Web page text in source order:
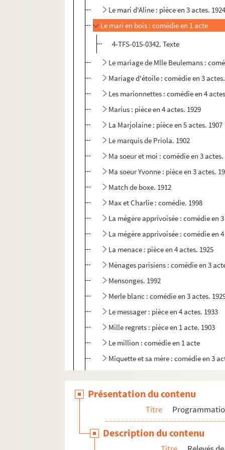
Le mari d'Aline : pièce en 3 actes.
Le mari en bois : comédie en 1 acte
4-TFS-015-0342. Texte
Le mariage de Mlle Beulemans :
Mariage d'étoile : comédie en 3
Les marionnettes : comédie en 4
Marius : pièce en 4 actes. 1929
La Marjolaine : pièce en 5 actes. 1907
Le marquis de Priola. 1902
Ma soeur et moi : comédie en 3 actes.
Ma soeur Yvonne : pièce en 3 actes.
Match de boxe. 1912
Max et Charlie : comédie. 1998
La mégère apprivoisée : comédie en
La mégère apprivoisée : comédie en
La menace : pièce en 4 actes. 1925
Ménages parisiens : comédie en 3
Mensonges. 1992
Merle blanc : comédie en 3 actes.
Le messager : pièce en 4 actes. 1933
Mille regrets : pièce en 1 acte. 1903
Le million : comédie en 1 acte
Miquette et sa mère : comédie en 3
Le misanthrope et l'auvergnat :
Modestie : comédie en 1 acte. 1909
Moins cinq ! : comédie en 3 actes.
Mon ami Teddy : pièce en 3 actes.
Présentation du contenu
Titre
Description du contenu